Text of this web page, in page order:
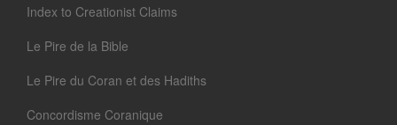
Index to Creationist Claims
Le Pire de la Bible
Le Pire du Coran et des Hadiths
Concordisme Coranique